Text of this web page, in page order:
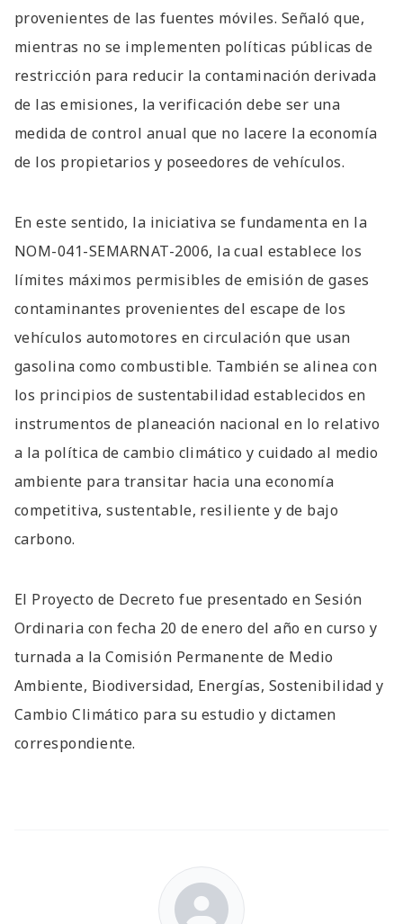
provenientes de las fuentes móviles. Señaló que,
mientras no se implementen políticas públicas de
restricción para reducir la contaminación derivada
de las emisiones, la verificación debe ser una
medida de control anual que no lacere la economía
de los propietarios y poseedores de vehículos.
En este sentido, la iniciativa se fundamenta en la
NOM-041-SEMARNAT-2006, la cual establece los
límites máximos permisibles de emisión de gases
contaminantes provenientes del escape de los
vehículos automotores en circulación que usan
gasolina como combustible. También se alinea con
los principios de sustentabilidad establecidos en
instrumentos de planeación nacional en lo relativo
a la política de cambio climático y cuidado al medio
ambiente para transitar hacia una economía
competitiva, sustentable, resiliente y de bajo
carbono.
El Proyecto de Decreto fue presentado en Sesión
Ordinaria con fecha 20 de enero del año en curso y
turnada a la Comisión Permanente de Medio
Ambiente, Biodiversidad, Energías, Sostenibilidad y
Cambio Climático para su estudio y dictamen
correspondiente.